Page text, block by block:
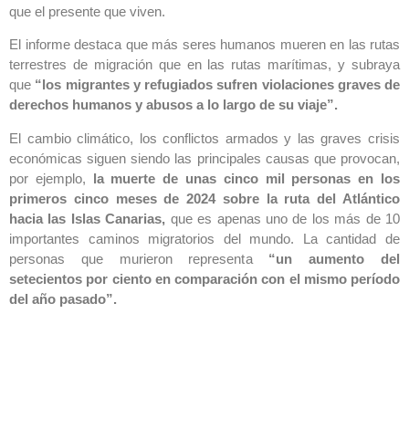
que el presente que viven.
El informe destaca que más seres humanos mueren en las rutas
terrestres de migración que en las rutas marítimas, y subraya
que “los migrantes y refugiados sufren violaciones graves de
derechos humanos y abusos a lo largo de su viaje”.
El cambio climático, los conflictos armados y las graves crisis
económicas siguen siendo las principales causas que provocan,
por ejemplo, la muerte de unas cinco mil personas en los
primeros cinco meses de 2024 sobre la ruta del Atlántico
hacia las Islas Canarias, que es apenas uno de los más de 10
importantes caminos migratorios del mundo. La cantidad de
personas que murieron representa “un aumento del
setecientos por ciento en comparación con el mismo período
del año pasado”.